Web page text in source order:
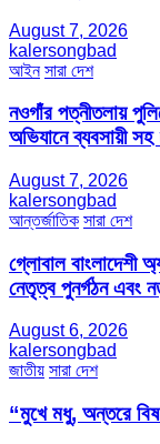
August 7, 2026
kalersongbad
আইন সারা দেশ
নওগাঁর পত্নীতলায়
অভিযানে ব্যবসায়ী
August 7, 2026
kalersongbad
আন্তর্জাতিক সারা দেশ
গ্লোবাল বাংলাদেশী
নেতৃত্ব পুনর্গঠন এবং
August 6, 2026
kalersongbad
জাতীয় সারা দেশ
“মুখে মধু, অন্তরে